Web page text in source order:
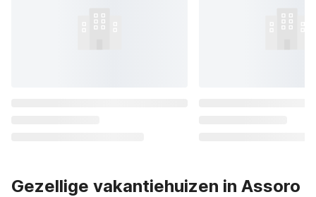
Gezellige vakantiehuizen in Assoro